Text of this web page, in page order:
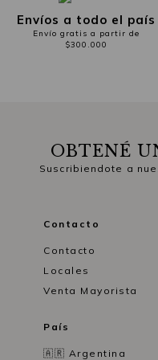
Envíos a todo el país
Envío gratis a partir de
$300.000
OBTENÉ
Suscribiendote a
Contacto
Contacto
Locales
Venta Mayorista
País
🇦🇷 Argentina